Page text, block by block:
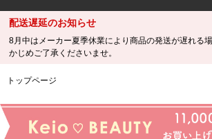
配送遅延のお知らせ
8月中はメーカー夏季休業により商品の発送が遅れる
かじめご了承くださいませ。
トップページ